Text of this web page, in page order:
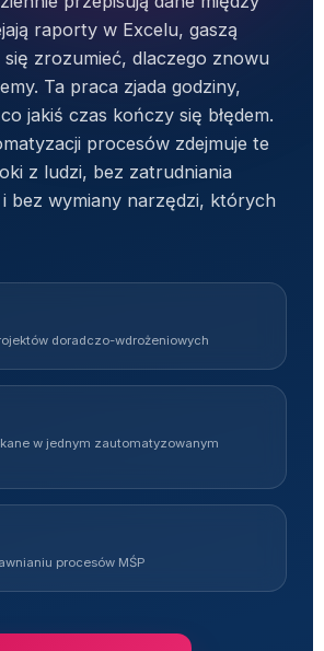
raporty w Excelu, gaszą
zrozumieć, dlaczego znowu
Ta praca zjada godziny,
jakiś czas kończy się błędem.
procesów zdejmuje te
z ludzi, bez zatrudniania
bez wymiany narzędzi, których
doradczo-wdrożeniowych
w jednym zautomatyzowanym
procesów MŚP